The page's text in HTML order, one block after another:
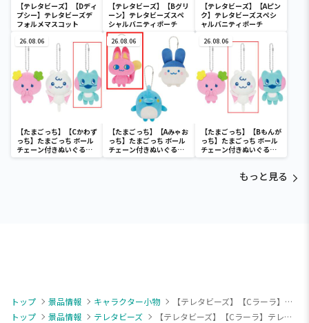
【テレタビーズ】【Dディ
プシー】テレタビーズデ
フォルメマスコット
【テレタビーズ】【Bグリ
ーン】テレタビーズスペ
シャルバニティポーチ
【テレタビーズ】【Aピン
ク】テレタビーズスペシ
ャルバニティポーチ
26.08.06
【たまごっち】【Cかわず
っち】たまごっち ボール
チェーン付きぬいぐるみ
～Tamagotchi
26.08.06
【たまごっち】【Aみゃお
っち】たまごっち ボール
チェーン付きぬいぐるみ
～Tamagotchi
26.08.06
【たまごっち】【Bもんが
っち】たまごっち ボール
チェーン付きぬいぐるみ
～Tamagotchi
もっと見る
トップ 景品情報 キャラクター小物
【テレタビーズ】【Cラーラ】テレタビーズ マスコットボールチェーン(タビートーストと一緒)
トップ
景品情報 テレタビーズ 【テレタビーズ】【Cラーラ】テレタビーズ マスコットボールチェーン(タビートーストと一緒)